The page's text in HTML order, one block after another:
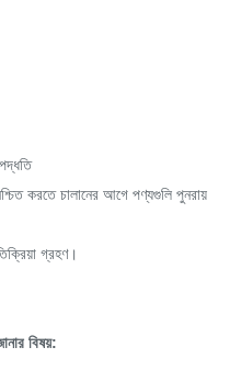
করতে চালানের আগে পণ্যগুলি পুনরায়
গ্রহণ।
বিষয়: